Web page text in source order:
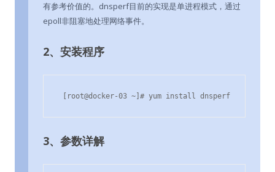
有参考价值的。dnsperf目前的实现是单进程模式，通过
epoll非阻塞地处理网络事件。
2、安装程序
[root@docker-03 ~]# yum install dnsperf
3、参数详解